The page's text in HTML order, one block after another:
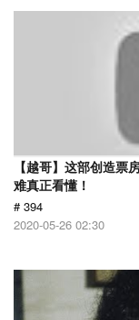
【越哥】这部创造票
难真正看懂！
# 394
2020-05-26 02:30